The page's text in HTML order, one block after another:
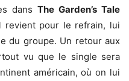
dans The Garden’s Tale
revient pour le refrain, lui
du groupe. Un retour aux
vu que le single sera
américain, où on lui